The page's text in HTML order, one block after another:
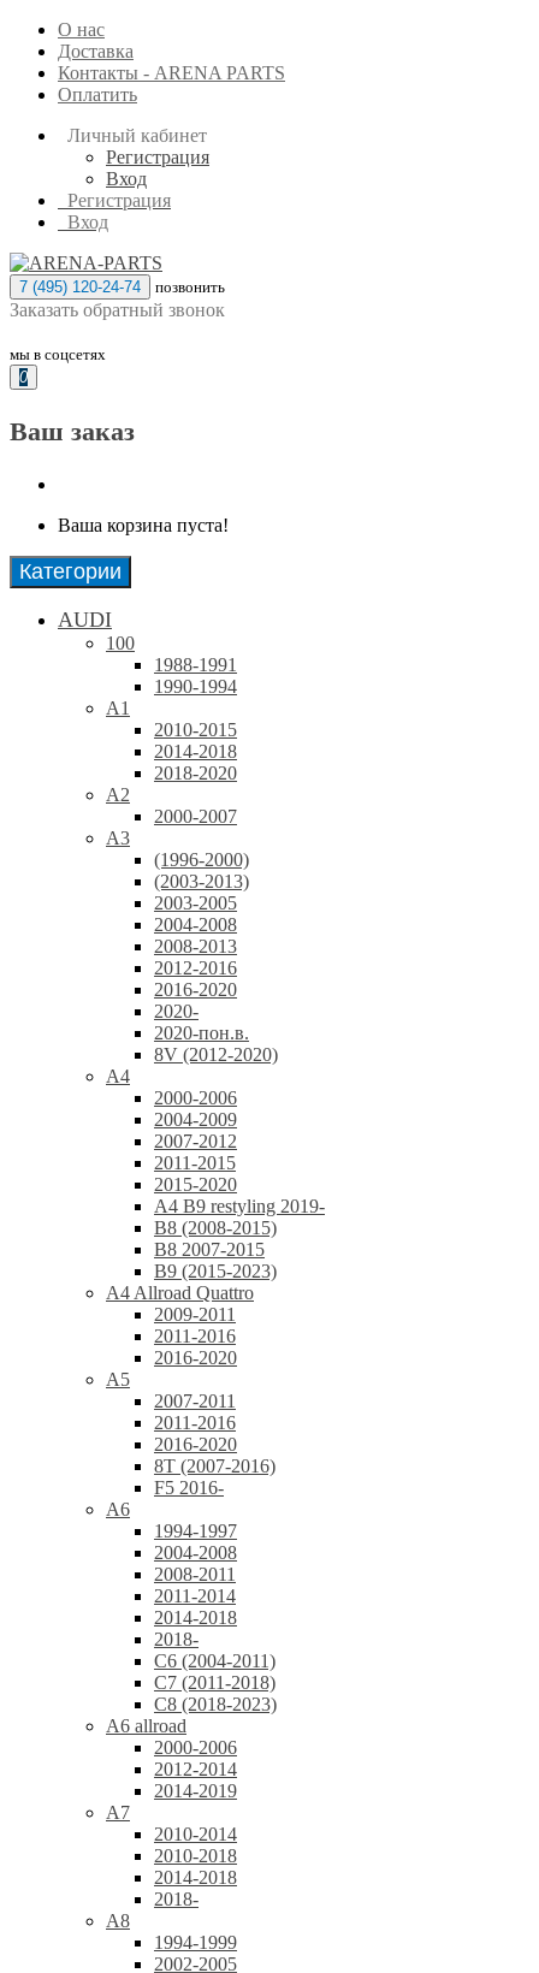
О нас
Доставка
Контакты - ARENA PARTS
Оплатить
Личный кабинет
Регистрация
Вход
Регистрация
Вход
7 (495) 120-24-74 позвонить
Заказать обратный звонок
мы в соцсетях
0
Ваш заказ
Ваша корзина пуста!
Категории
AUDI
100
1988-1991
1990-1994
A1
2010-2015
2014-2018
2018-2020
A2
2000-2007
A3
(1996-2000)
(2003-2013)
2003-2005
2004-2008
2008-2013
2012-2016
2016-2020
2020-
2020-пон.в.
8V (2012-2020)
A4
2000-2006
2004-2009
2007-2012
2011-2015
2015-2020
A4 B9 restyling 2019-
B8 (2008-2015)
B8 2007-2015
B9 (2015-2023)
A4 Allroad Quattro
2009-2011
2011-2016
2016-2020
A5
2007-2011
2011-2016
2016-2020
8T (2007-2016)
F5 2016-
A6
1994-1997
2004-2008
2008-2011
2011-2014
2014-2018
2018-
C6 (2004-2011)
C7 (2011-2018)
C8 (2018-2023)
A6 allroad
2000-2006
2012-2014
2014-2019
A7
2010-2014
2010-2018
2014-2018
2018-
A8
1994-1999
2002-2005